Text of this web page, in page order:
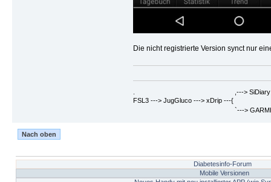
Die nicht registrierte Version synct nur
. ,---> SiDiary ==>
FSL3 ---> JugGluco ---> xDrip ---{
`---> GARMIN Fenix6PRO
Nach oben
Diabetesinfo-Forum
Mobile Versionen